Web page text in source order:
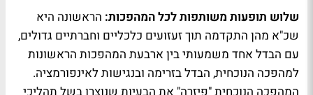
שלוש תופעות משותפות לכל המהפכות: הראשונה היא
שכ"א מהן התקדמה תוך זעזועים כלכליים וחברתיים גדולים,
עם הבדל אחד משמעותי בין ארבעת המהפכות הראשונות
למהפכה הנוכחית, הבדל בזרימה ובנגישות לאינפורמציה.